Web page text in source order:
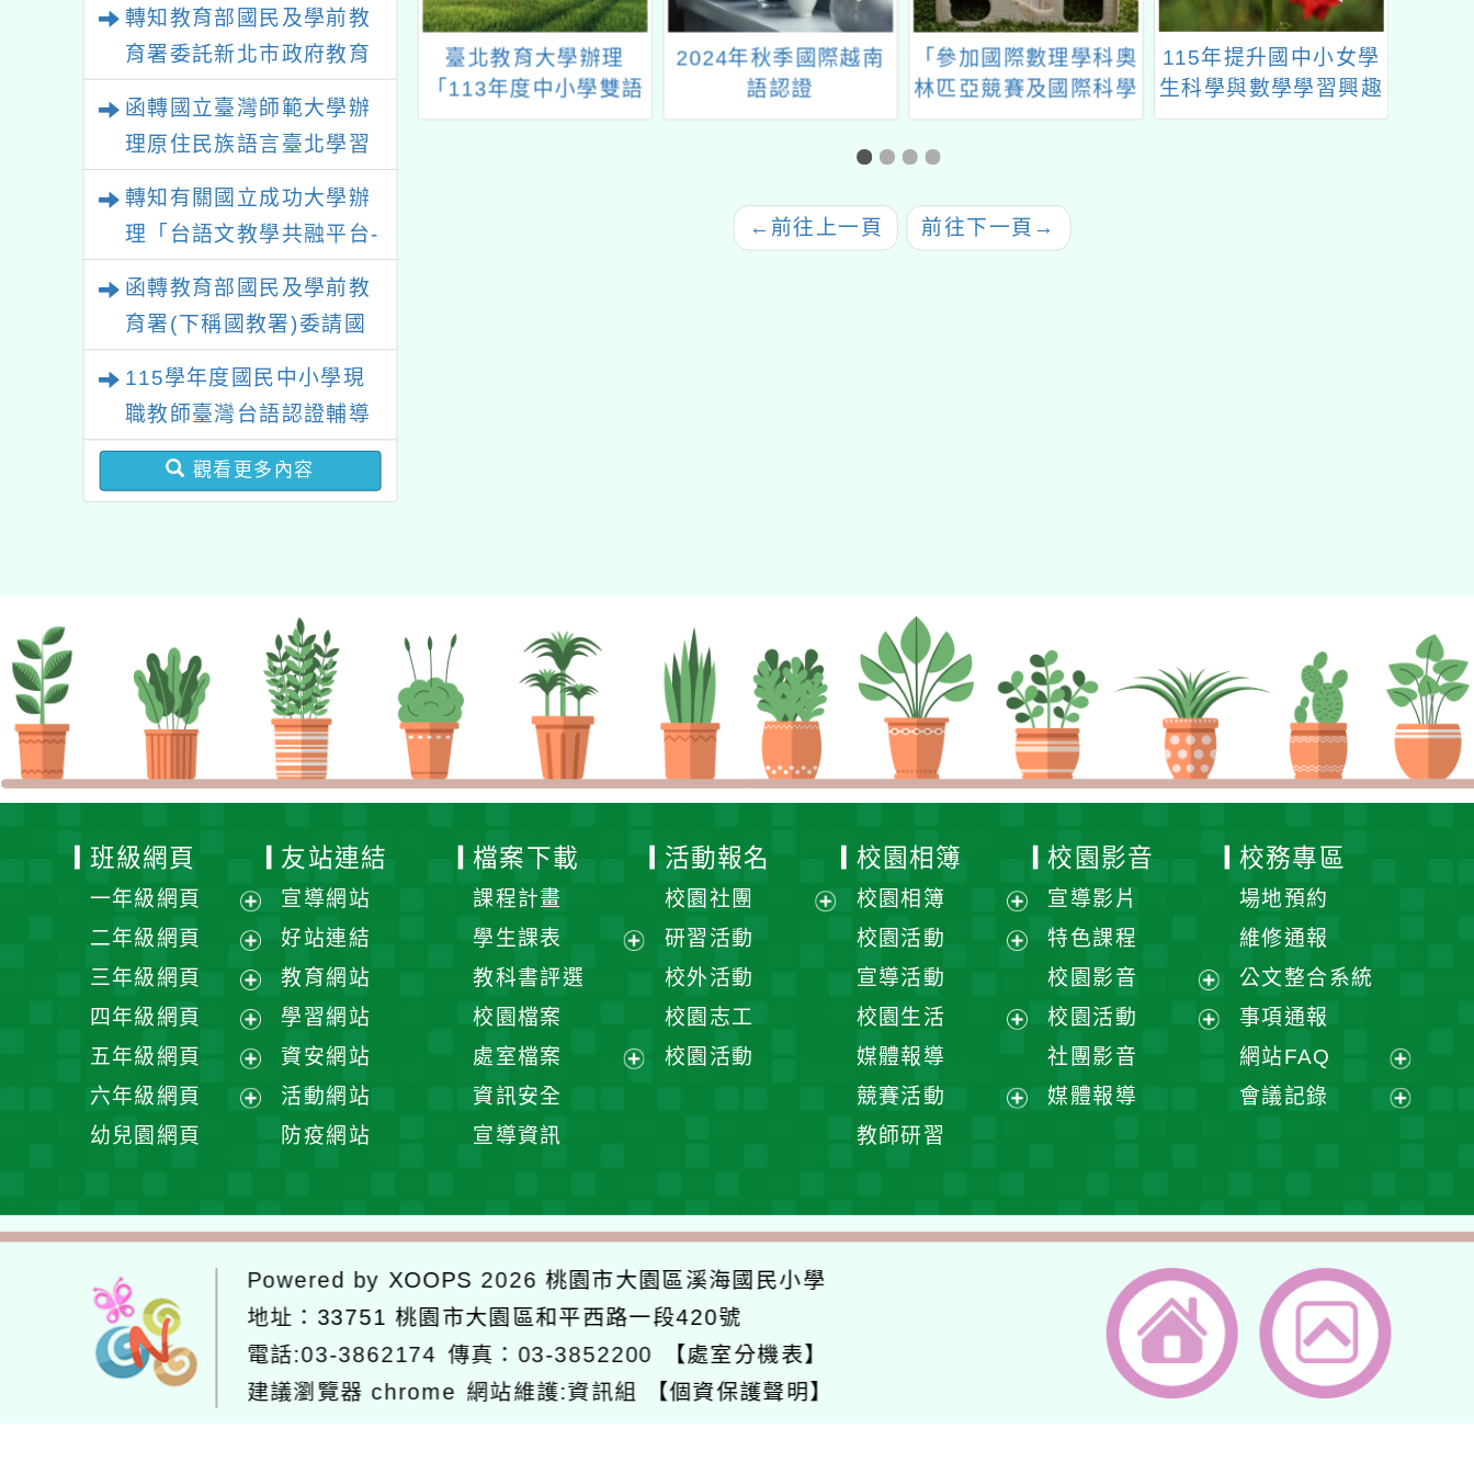
轉知教育部國民及學前教
育署委託新北市政府教育
場」計畫
函轉國立臺灣師範大學辦
理原住民族語言臺北學習
轉知有關國立成功大學辦
理「台語文教學共融平台-
教案暨教學示範徵件」活
動簡章
函轉教育部國民及學前教
育署(下稱國教署)委請國
立臺灣師範大學辦理
「115年『青年百億海外
圓夢基金計畫』海外翱翔
組G-4-6『健康學一下』
澳洲塔斯馬尼亞大學參訪
115學年度國民中小學現
職教師臺灣台語認證輔導
增能課程計畫
觀看更多內容
年度閱讀故 「2026科學創意機器 臺北教育大學辦理
「113年度中小學雙語
教學在職教師增能學分
2024年秋季國際越南
語認證
「參加國際數理學科奧
林匹亞競賽及國際科學
展覽成績優良學生升學
115年提升國中小女學
生科學與數學學習興趣
－教師增能工作坊
← 前往上一頁 前往下一頁 →
班級網頁
一年級網頁
展
選
單
二年級網頁
展
選
單
三年級網頁
展
選
單
四年級網頁
展
開
選
五年級網頁
展
開
六年級網頁
單
幼兒園網頁
友站連結
宣導網站
好站連結
教育網站
學習網站
資安網站
活動網站
防疫網站
檔案下載
課程計畫
學生課表
單
教科書評選
校園檔案
處室檔案
資訊安全
宣導資訊
活動報名
校園社團
研習活動
校外活動
校園志工
校園活動
校園相簿
校園相簿
展
單
校園活動
選
宣導活動
校園生活
選
媒體報導
競賽活動
單
教師研習
校園影音
宣導影片
特色課程
校園影音
展
校園活動
社團影音
媒體報導
校務專區
場地預約
維修通報
公文整合系統
事項通報
網站FAQ
展
開
會議記錄
單
Powered by XOOPS 2026桃園市大園區溪海國民小學
地址： 33751 桃園市大園區和平西路一段420號
電話:03-3862174 傳真：03-3852200
【處室分機表】
建議瀏覽器 chrome 網站維護:資訊組 【個資保護聲明】